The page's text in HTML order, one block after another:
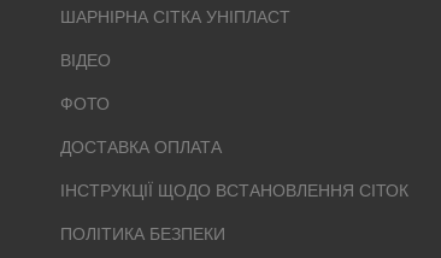
ШАРНІРНА СІТКА УНІПЛАСТ
ВІДЕО
ФОТО
ДОСТАВКА ОПЛАТА
ІНСТРУКЦІЇ ЩОДО ВСТАНОВЛЕННЯ СІТОК
ПОЛІТИКА БЕЗПЕКИ